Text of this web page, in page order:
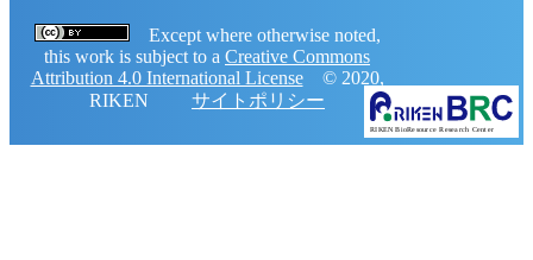
Except where otherwise noted,
this work is subject to a Creative Commons
Attribution 4.0 International License© 2020,
RIKEN サイトポリシー